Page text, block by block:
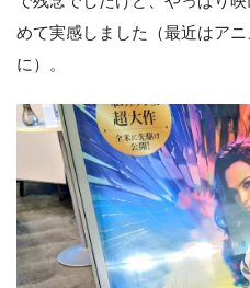
めて実感しました（最近はア
に）。